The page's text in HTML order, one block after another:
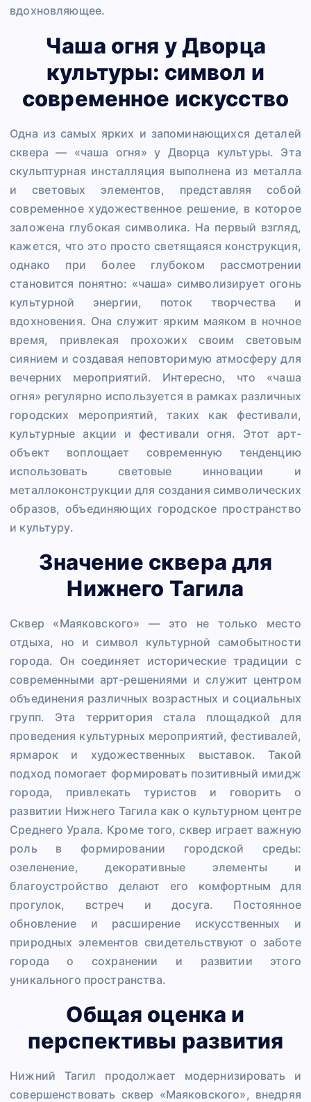
вдохновляющее.
Чаша огня у Дворца
культуры: символ и
современное искусство
Одна из самых ярких и запоминающихся деталей
сквера — «чаша огня» у Дворца культуры. Эта
скульптурная инсталляция выполнена из металла
и световых элементов, представляя собой
современное художественное решение, в которое
заложена глубокая символика. На первый взгляд,
кажется, что это просто светящаяся конструкция,
однако при более глубоком рассмотрении
становится понятно: «чаша» символизирует огонь
культурной энергии, поток творчества и
вдохновения. Она служит ярким маяком в ночное
время, привлекая прохожих своим световым
сиянием и создавая неповторимую атмосферу для
вечерних мероприятий. Интересно, что «чаша
огня» регулярно используется в рамках различных
городских мероприятий, таких как фестивали,
культурные акции и фестивали огня. Этот арт-
объект воплощает современную тенденцию
использовать световые инновации и
металлоконструкции для создания символических
образов, объединяющих городское пространство
и культуру.
Значение сквера для
Нижнего Тагила
Сквер «Маяковского» — это не только место
отдыха, но и символ культурной самобытности
города. Он соединяет исторические традиции с
современными арт-решениями и служит центром
объединения различных возрастных и социальных
групп. Эта территория стала площадкой для
проведения культурных мероприятий, фестивалей,
ярмарок и художественных выставок. Такой
подход помогает формировать позитивный имидж
города, привлекать туристов и говорить о
развитии Нижнего Тагила как о культурном центре
Среднего Урала. Кроме того, сквер играет важную
роль в формировании городской среды:
озеленение, декоративные элементы и
благоустройство делают его комфортным для
прогулок, встреч и досуга. Постоянное
обновление и расширение искусственных и
природных элементов свидетельствуют о заботе
города о сохранении и развитии этого
уникального пространства.
Общая оценка и
перспективы развития
Нижний Тагил продолжает модернизировать и
совершенствовать сквер «Маяковского», внедряя